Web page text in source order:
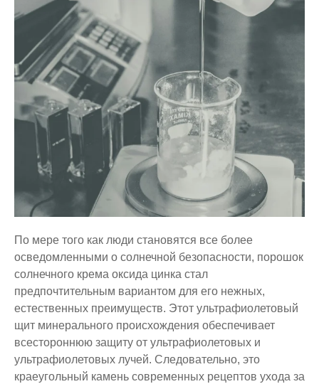
По мере того как люди становятся все более
осведомленными о солнечной безопасности, порошок
солнечного крема оксида цинка стал
предпочтительным вариантом для его нежных,
естественных преимуществ. Этот ультрафиолетовый
щит минерального происхождения обеспечивает
всестороннюю защиту от ультрафиолетовых и
ультрафиолетовых лучей. Следовательно, это
краеугольный камень современных рецептов ухода за